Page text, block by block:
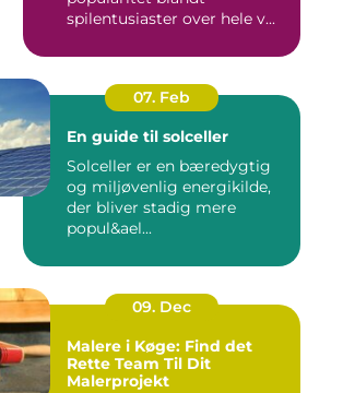
spilentusiaster over hele v...
07. Feb
En guide til solceller
Solceller er en bæredygtig
og miljøvenlig energikilde,
der bliver stadig mere
popul&ael...
09. Dec
Malere i Køge: Find det
Rette Team Til Dit
Malerprojekt